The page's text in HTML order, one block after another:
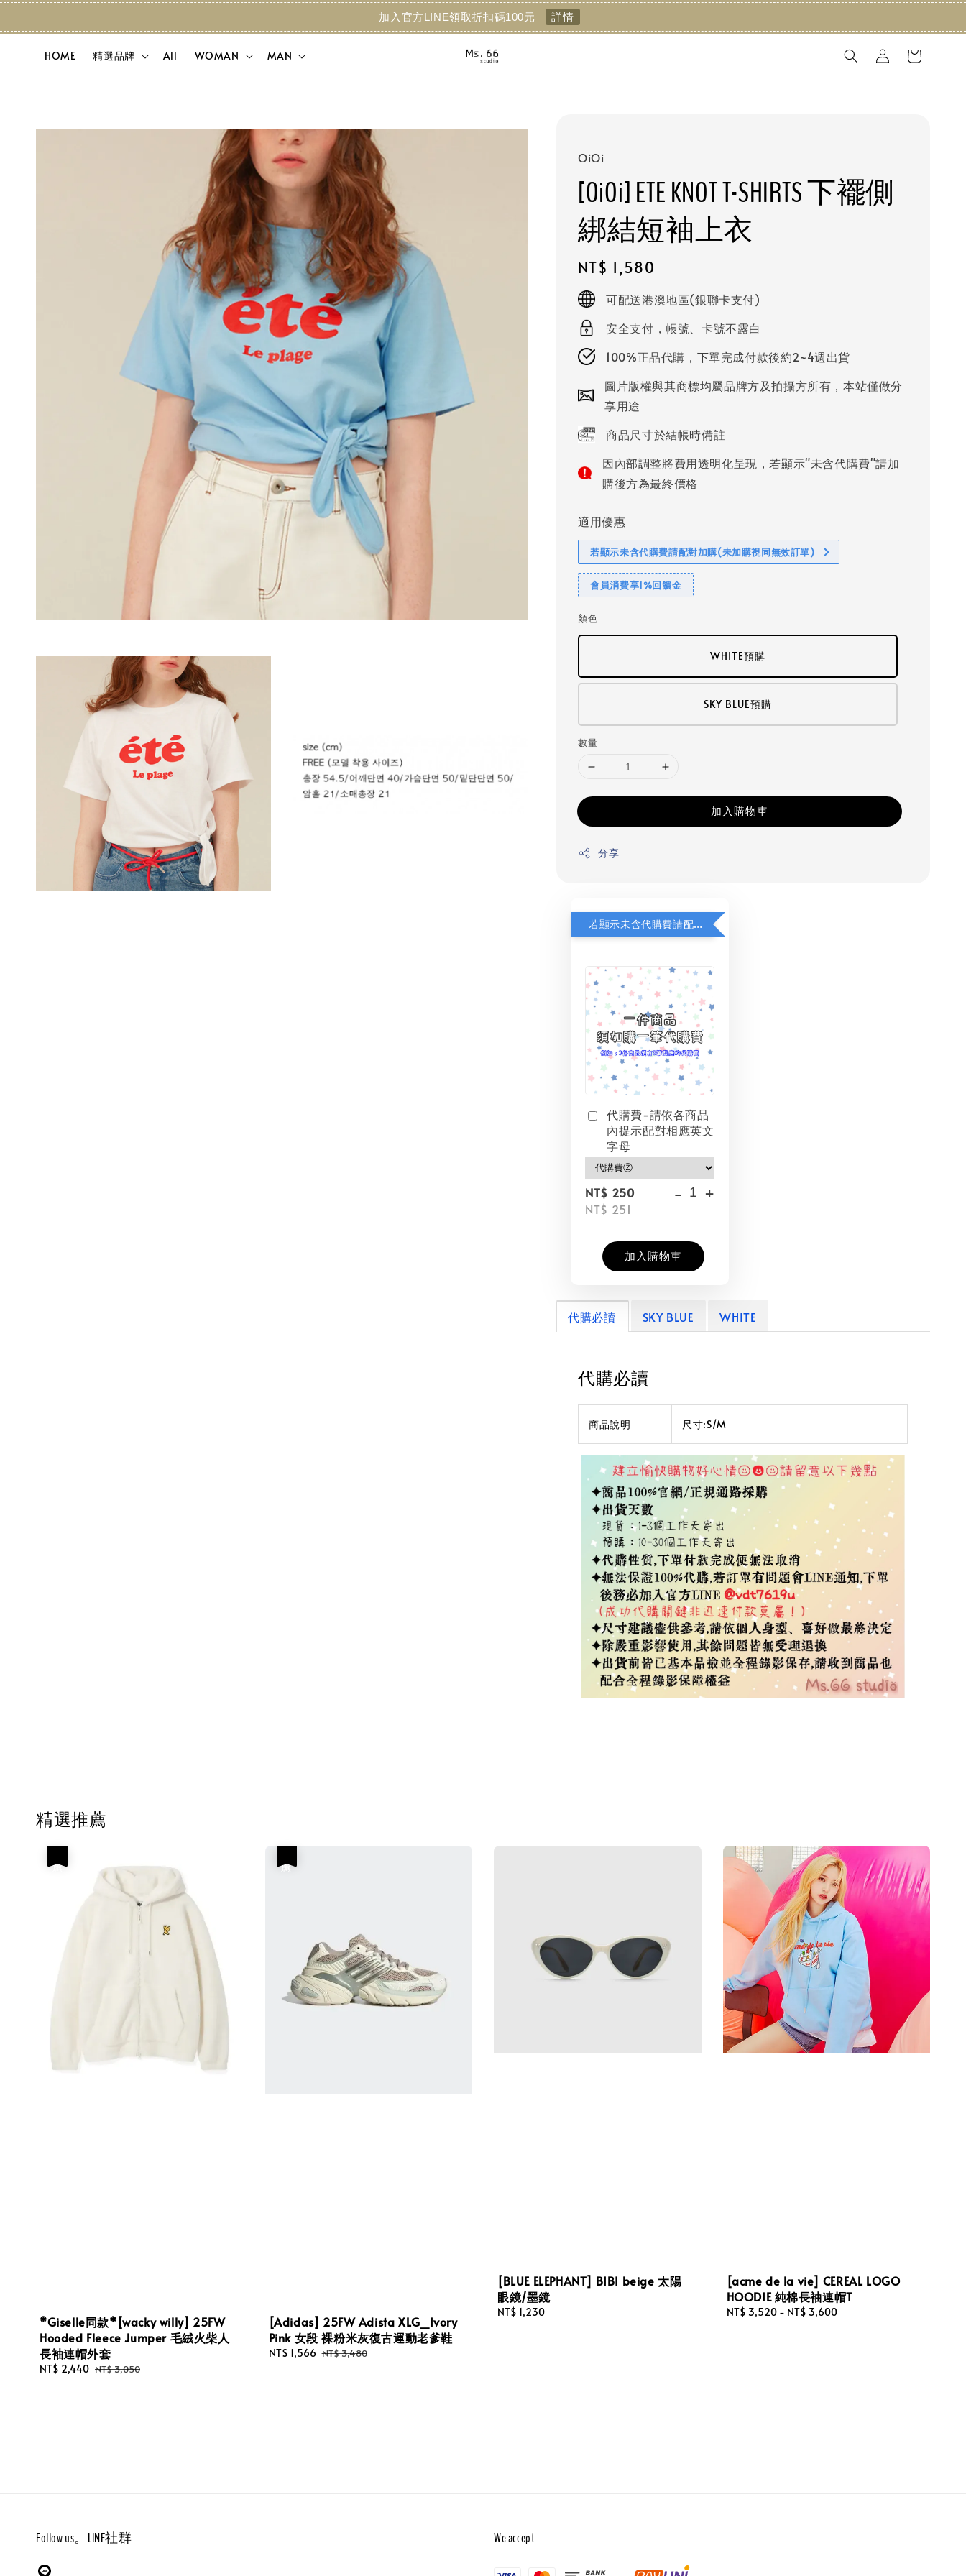
加入官方LINE領取折扣碼100元 詳情
HOME 精選品牌 All WOMAN MAN
OiOi
[OiOi] ETE KNOT T-SHIRTS 下襬側
綁結短袖上衣
Regular
price
NT$ 1,580
可配送港澳地區(銀聯卡支付)
安全支付，帳號、卡號不露白
100%正品代購，下單完成付款後約2~4週出貨
圖片版權與其商標均屬品牌方及拍攝方所有，本站僅做分
享用途
商品尺寸於結帳時備註
因內部調整將費用透明化呈現，若顯示"未含代購費"請加
購後方為最終價格
適用優惠
若顯示未含代購費請配對加購(未加購視同無效訂單)
會員消費享1%回饋金
顏色
WHITE預購
SKY BLUE預購
數量
加入購物車
分享
若顯示未含代購費請配對加購(未加購視同無效訂單)
代購費-請依各商品
內提示配對相應英文
字母
NT$ 250
NT$ 251
- +
加入購物車
代購必讀 SKY BLUE WHITE
代購必讀
商品說明 尺寸:S/M
精選推薦
*Giselle同款*[wacky willy] 25FW
Hooded Fleece Jumper 毛絨火柴人
長袖連帽外套
Sale
NT$ 2,440 Regular
NT$ 3,050
[Adidas] 25FW Adista XLG_Ivory
Pink 女段 裸粉米灰復古運動老爹鞋
Sale
NT$ 1,566 Regular
NT$ 3,480
[BLUE ELEPHANT] BIBI beige 太陽
眼鏡/墨鏡
Regular
NT$ 1,230
[acme de la vie] CEREAL LOGO
HOODIE 純棉長袖連帽T
Regular
NT$ 3,520- NT$ 3,600
Follow us。LINE社群 We accept